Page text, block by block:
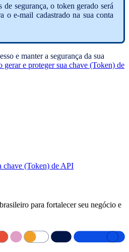
de segurança, o token gerado será
o e-mail cadastrado na sua conta
e manter a segurança da sua
gerar e proteger sua chave (Token) de
chave (Token) de API
para fortalecer seu negócio e